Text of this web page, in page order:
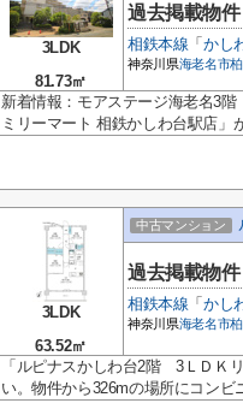
3LDK
81.73㎡
過去掲載物件
相鉄本線 「かし
神奈川県海老名市
新着情報：モアステージ海老名3
ミリーマート 相鉄かしわ台駅店」
3LDK
63.52㎡
中古マンション
過去掲載物件
相鉄本線 「かし
神奈川県海老名市
「ルピナスかしわ台2階 3ＬＤＫ
い。物件から326mの場所にコン